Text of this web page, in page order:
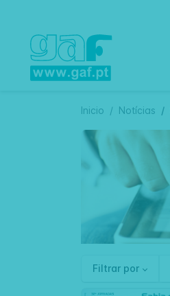
Inicio Notícias
Filtrar por